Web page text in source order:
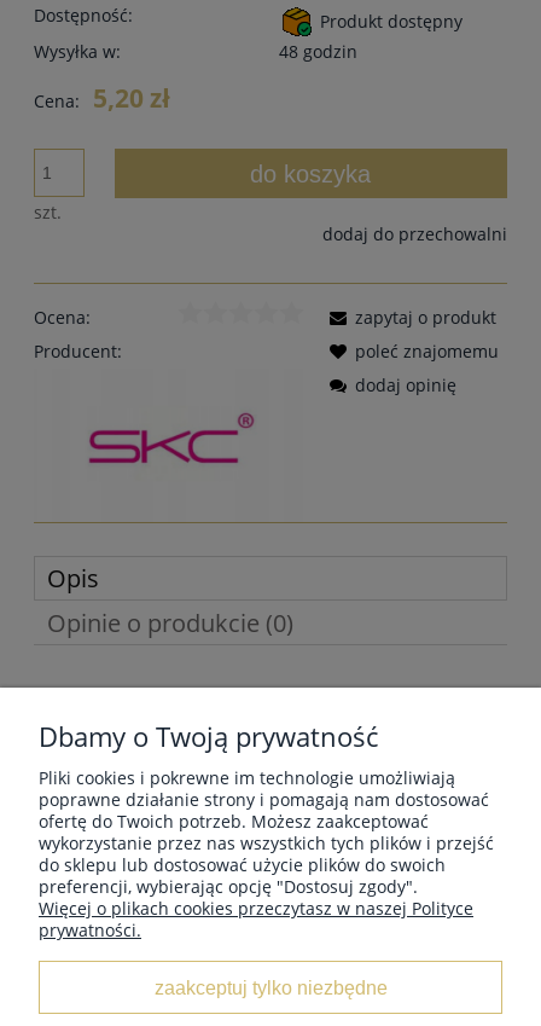
Dostępność:
Produkt dostępny
Wysyłka w:
48 godzin
Cena: 5,20 zł
szt.
do koszyka
dodaj do przechowalni
Ocena:
Producent:
zapytaj o produkt
poleć znajomemu
dodaj opinię
Opis
Opinie o produkcie (0)
Producent
: SKC
Grubość : 9mm
Artykuł: A012-15-9.0
Długość: 15 cm
Made in China
MOJE KONTO
Dbamy o Twoją prywatność
Pliki cookies i pokrewne im technologie umożliwiają
poprawne działanie strony i pomagają nam dostosować
ofertę do Twoich potrzeb. Możesz zaakceptować
wykorzystanie przez nas wszystkich tych plików i przejść
do sklepu lub dostosować użycie plików do swoich
preferencji, wybierając opcję "Dostosuj zgody".
Więcej o plikach cookies przeczytasz w naszej Polityce
prywatności.
zaakceptuj tylko niezbędne